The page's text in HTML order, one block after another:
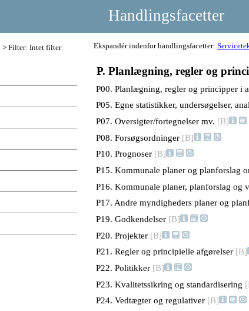
Handlingsfacetter
Filter: Intet filter
Ekspandér indenfor handlingsfacetter:
P. Planlægning, regler og
P00. Planlægning, regler og principper i
P05. Egne statistikker, undersøgelser,
P07. Oversigter/fortegnelser mv. [B]
P08. Forsøgsordninger [B]
P10. Prognoser [B]
P15. Kommunale planer og planforslag
P16. Kommunale planer, planforslag og
P17. Andre myndigheders planer og
P19. Godkendelser [B]
P20. Projekter [B]
P21. Regler og principielle afgørelser [B]
P22. Politikker [B]
P23. Kvalitetssikring og standardisering
P24. Vedtægter og regulativer [B]